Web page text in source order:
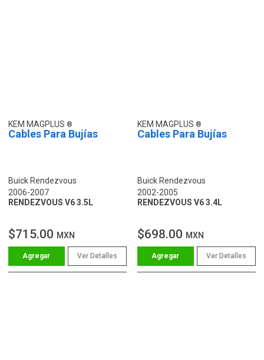
KEM MAGPLUS
Cables Para Bujías
Buick Rendezvous
2006-2007
RENDEZVOUS V6 3.5L
$715.00 MXN
Ver Detalles
KEM MAGPLUS
Cables Para Bujías
Buick Rendezvous
2002-2005
RENDEZVOUS V6 3.4L
$698.00 MXN
Ver Detalles